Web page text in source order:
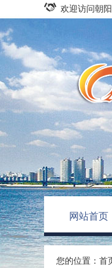
欢迎访问朝
网站首页
您的位置： 首